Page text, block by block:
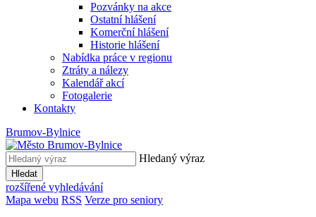
Pozvánky na akce
Ostatní hlášení
Komerční hlášení
Historie hlášení
Nabídka práce v regionu
Ztráty a nálezy
Kalendář akcí
Fotogalerie
Kontakty
Brumov-Bylnice
Hledaný výraz
Hledat
rozšířené vyhledávání
Mapa webu RSS Verze pro seniory